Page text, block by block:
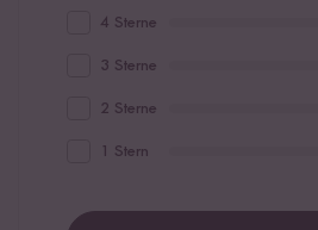
4 Sterne
3 Sterne
2 Sterne
1 Stern